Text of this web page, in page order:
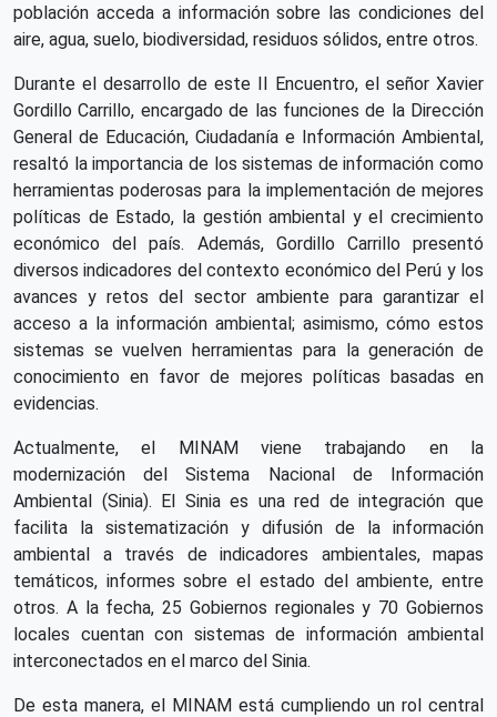
población acceda a información sobre las condiciones del
aire, agua, suelo, biodiversidad, residuos sólidos, entre otros.
Durante el desarrollo de este II Encuentro, el señor Xavier
Gordillo Carrillo, encargado de las funciones de la Dirección
General de Educación, Ciudadanía e Información Ambiental,
resaltó la importancia de los sistemas de información como
herramientas poderosas para la implementación de mejores
políticas de Estado, la gestión ambiental y el crecimiento
económico del país. Además, Gordillo Carrillo presentó
diversos indicadores del contexto económico del Perú y los
avances y retos del sector ambiente para garantizar el
acceso a la información ambiental; asimismo, cómo estos
sistemas se vuelven herramientas para la generación de
conocimiento en favor de mejores políticas basadas en
evidencias.
Actualmente, el MINAM viene trabajando en la
modernización del Sistema Nacional de Información
Ambiental (Sinia). El Sinia es una red de integración que
facilita la sistematización y difusión de la información
ambiental a través de indicadores ambientales, mapas
temáticos, informes sobre el estado del ambiente, entre
otros. A la fecha, 25 Gobiernos regionales y 70 Gobiernos
locales cuentan con sistemas de información ambiental
interconectados en el marco del Sinia.
De esta manera, el MINAM está cumpliendo un rol central